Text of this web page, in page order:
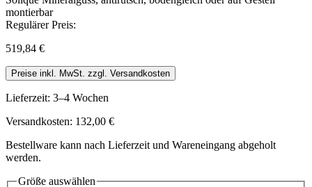
Regulärer Preis:
519,84 €
Preise inkl. MwSt. zzgl. Versandkosten
Lieferzeit: 3–4 Wochen
Versandkosten: 132,00 €
Bestellware kann nach Lieferzeit und Wareneingang abgeholt
werden.
Größe auswählen